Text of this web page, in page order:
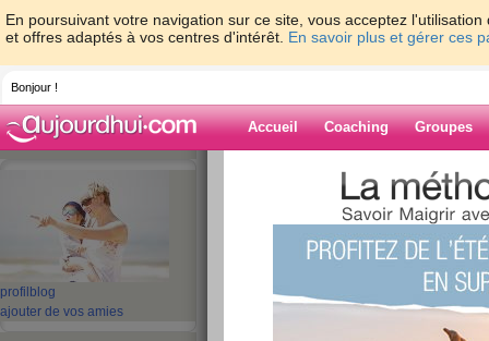
En poursuivant votre navigation sur ce site, vous acceptez
et offres adaptés à vos centres d'intérêt. En savoir plus et gérer ces
Bonjour !
Accueil Coaching Groupes
profil blog
ajouter de vos amies
>
Blog de ltitia